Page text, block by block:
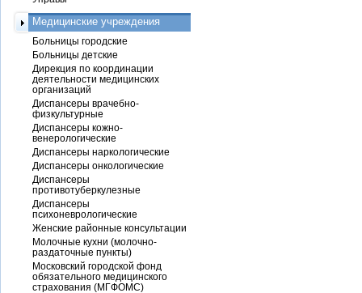
Медицинские учреждения
Больницы городские
Больницы детские
Дирекция по координации
деятельности медицинских
организаций
Диспансеры врачебно-
физкультурные
Диспансеры кожно-
венерологические
Диспансеры наркологические
Диспансеры онкологические
Диспансеры
противотуберкулезные
Диспансеры
психоневрологические
Женские районные консультации
Молочные кухни (молочно-
раздаточные пункты)
Московский городской фонд
обязательного медицинского
страхования (МГФОМС)